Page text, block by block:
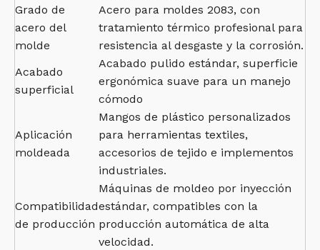
Grado de
acero del
molde
Acero para moldes 2083, con
tratamiento térmico profesional para
resistencia al desgaste y la corrosión.
Acabado
superficial
Acabado pulido estándar, superficie
ergonómica suave para un manejo
cómodo
Aplicación
moldeada
Mangos de plástico personalizados
para herramientas textiles,
accesorios de tejido e implementos
industriales.
Compatibilidad
de producción
Máquinas de moldeo por inyección
estándar, compatibles con la
producción automática de alta
velocidad.